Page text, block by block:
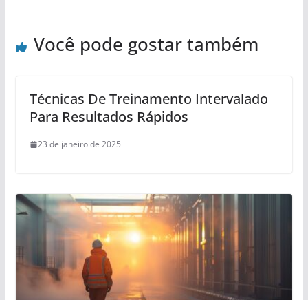
Você pode gostar também
Técnicas De Treinamento Intervalado
Para Resultados Rápidos
23 de janeiro de 2025